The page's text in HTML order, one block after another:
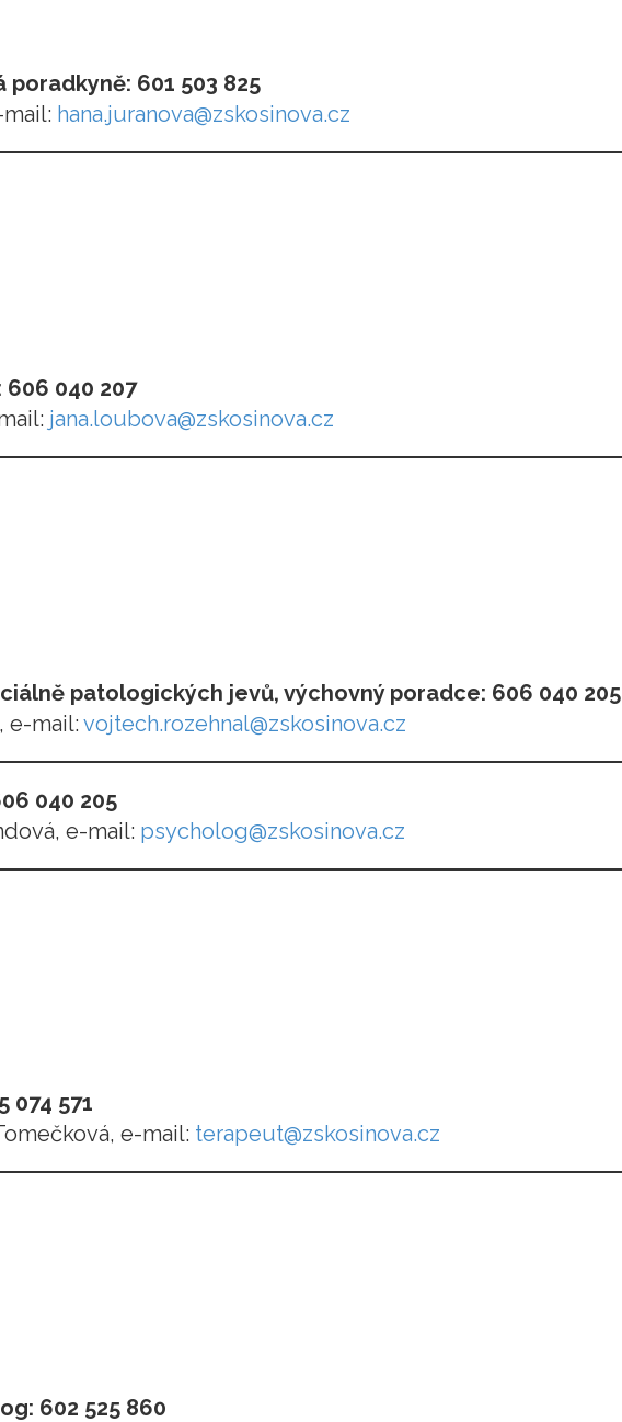
poradkyně: 601 503 825
hana.juranova@zskosinova.cz
040 207
jana.loubova@zskosinova.cz
patologických jevů, výchovný poradce: 606 040 205
e-mail: vojtech.rozehnal@zskosinova.cz
040 205
e-mail: psycholog@zskosinova.cz
074 571
e-mail: terapeut@zskosinova.cz
602 525 860